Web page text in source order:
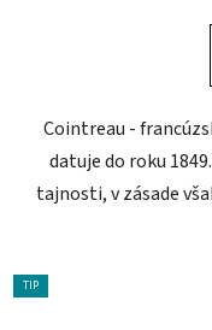
Cointreau -
datuje do roku
tajnosti, v zásade
TIP